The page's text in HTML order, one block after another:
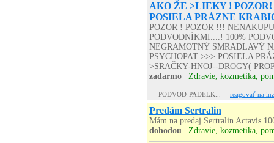
AKO ŽE >LIEKY !
POSIELA PRÁZNE
POZOR ! POZOR !!!
PODVODNÍKMI....! 100%
NEGRAMOTNÝ SMRADLAVÝ
PSYCHOPAT >>> POSIELA
>SRAČKY-HNOJ--DROGY(
zadarmo
Zdravie, kozmetika,
PODVOD-PADELK... reagovať na
Predám Sertralin
Mám na predaj Sertralin Actavis
dohodou
Zdravie, kozmetika,